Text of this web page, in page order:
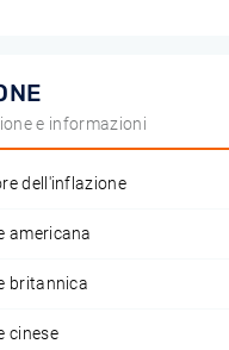
e informazioni
dell'inflazione
americana
britannica
cinese